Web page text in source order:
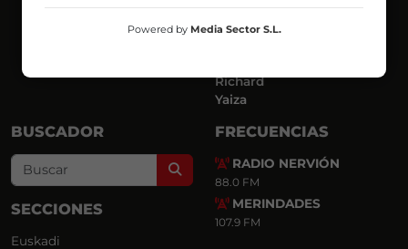
Luis Carlos
Mar y Cielo
Richard
Yaiza
BUSCADOR
Search
SECCIONES
Euskadi
FRECUENCIAS
RADIO NERVIÓN
88.0 FM
MERINDADES
107.9 FM
Powered by Media Sector S.L.